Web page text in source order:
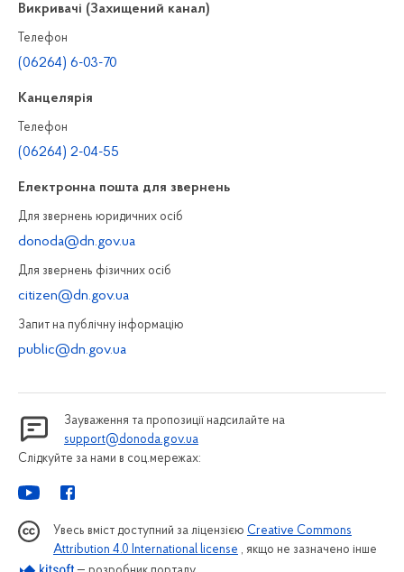
Викривачі (Захищений канал)
Телефон
(06264) 6-03-70
Канцелярiя
Телефон
(06264) 2-04-55
Електронна пошта для звернень
Для звернень юридичних осiб
donoda@dn.gov.ua
Для звернень фізичних осiб
citizen@dn.gov.ua
Запит на публiчну інформацiю
public@dn.gov.ua
Зауваження та пропозиції надсилайте на
support@donoda.gov.ua
Слідкуйте за нами в соц.мережах:
Увесь вміст доступний за ліцензією Creative Commons
Attribution 4.0 International license , якщо не зазначено інше